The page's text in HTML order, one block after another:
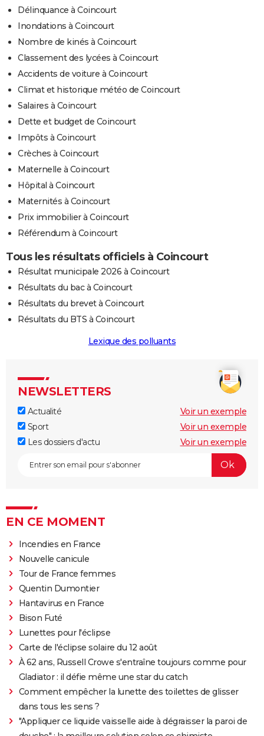
Délinquance à Coincourt
Inondations à Coincourt
Nombre de kinés à Coincourt
Classement des lycées à Coincourt
Accidents de voiture à Coincourt
Climat et historique météo de Coincourt
Salaires à Coincourt
Dette et budget de Coincourt
Impôts à Coincourt
Crèches à Coincourt
Maternelle à Coincourt
Hôpital à Coincourt
Maternités à Coincourt
Prix immobilier à Coincourt
Référendum à Coincourt
Tous les résultats officiels à Coincourt
Résultat municipale 2026 à Coincourt
Résultats du bac à Coincourt
Résultats du brevet à Coincourt
Résultats du BTS à Coincourt
Lexique des polluants
NEWSLETTERS
Actualité
Voir un exemple
Sport
Voir un exemple
Les dossiers d'actu
Voir un exemple
EN CE MOMENT
Incendies en France
Nouvelle canicule
Tour de France femmes
Quentin Dumontier
Hantavirus en France
Bison Futé
Lunettes pour l'éclipse
Carte de l'éclipse solaire du 12 août
À 62 ans, Russell Crowe s'entraîne toujours comme pour
Gladiator : il défie même une star du catch
Comment empêcher la lunette des toilettes de glisser
dans tous les sens ?
"Appliquer ce liquide vaisselle aide à dégraisser la paroi de